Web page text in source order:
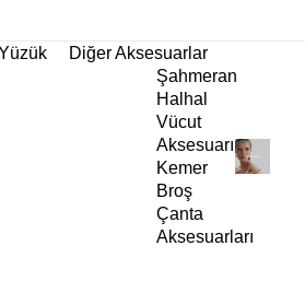
Diğer Aksesuarlar
Şahmeran
Halhal
Vücut
Aksesuarı
Kemer
Broş
Çanta
Aksesuarları